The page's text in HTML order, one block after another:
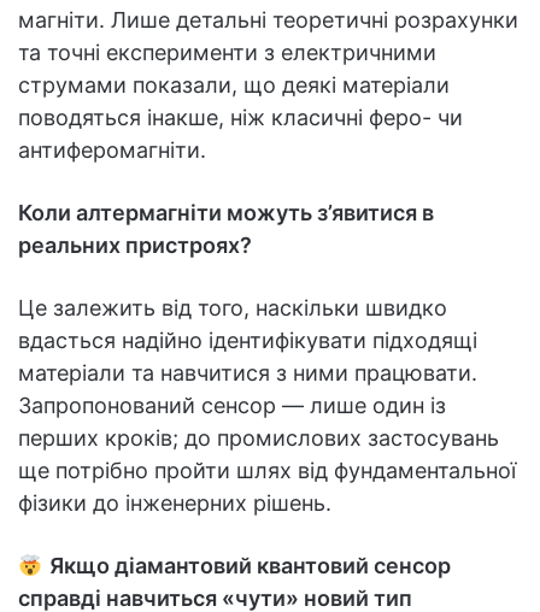
магніти. Лише детальні теоретичні розрахунки
та точні експерименти з електричними
струмами показали, що деякі матеріали
поводяться інакше, ніж класичні феро- чи
антиферомагніти.
Коли алтермагніти можуть з’явитися в
реальних пристроях?
Це залежить від того, наскільки швидко
вдасться надійно ідентифікувати підходящі
матеріали та навчитися з ними працювати.
Запропонований сенсор — лише один із
перших кроків; до промислових застосувань
ще потрібно пройти шлях від фундаментальної
фізики до інженерних рішень.
Якщо діамантовий квантовий сенсор
справді навчиться «чути» новий тип